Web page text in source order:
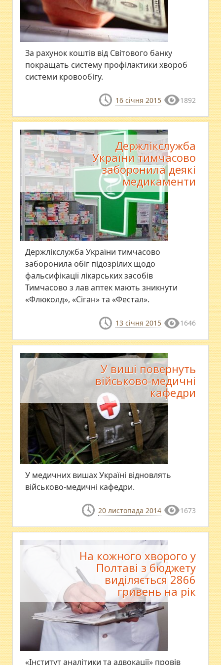
За рахунок коштів від Світового банку
покращать систему профілактики хвороб
системи кровообігу.
16 січня 2015 1892
Держлікслужба
України тимчасово
заборонила деякі
медикаменти
Держлікслужба України тимчасово
заборонила обіг підозрілих щодо
фальсифікації лікарських засобів
Тимчасово з лав аптек мають зникнути
«Флюколд», «Сіган» та «Фестал».
13 січня 2015 1646
У виші повернуть
військово-медичні
кафедри
У медичних вишах Україні відновлять
військово-медичні кафедри.
20 листопада 2014 1673
На кожного хворого у
Полтаві з бюджету
виділяється 2866
гривень на рік
«Інститут аналітики та адвокації» провів